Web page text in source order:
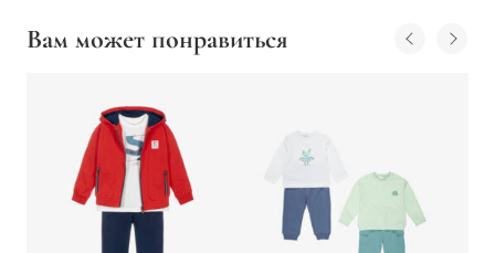
Вам может понравиться